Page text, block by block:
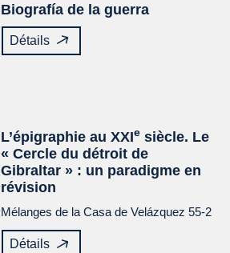
Biografía de la guerra
Détails
L’épigraphie au XXIe siècle. Le
« Cercle du détroit de
Gibraltar » : un paradigme en
révision
Mélanges de la Casa de Velázquez 55-2
Détails